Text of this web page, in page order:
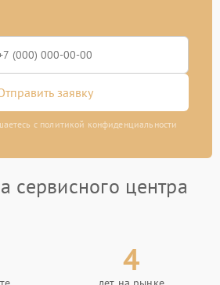
заявку
с политикой конфиденциальности
сервисного центра
4